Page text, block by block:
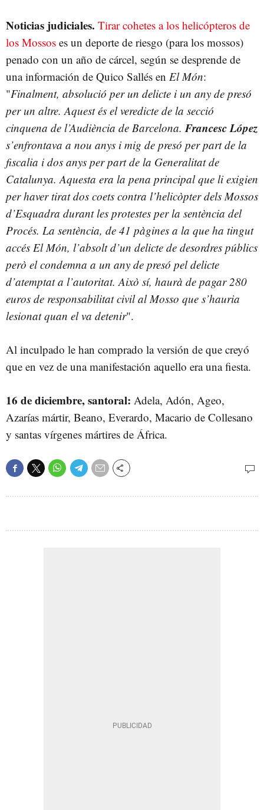
Noticias judiciales. Tirar cohetes a los helicópteros de
los Mossos es un deporte de riesgo (para los mossos)
penado con un año de cárcel, según se desprende de
una información de Quico Sallés en El Món:
"Finalment, absolució per un delicte i un any de presó
per un altre. Aquest és el veredicte de la secció
cinquena de l’Audiència de Barcelona. Francesc López
s’enfrontava a nou anys i mig de presó per part de la
fiscalia i dos anys per part de la Generalitat de
Catalunya. Aquesta era la pena principal que li exigien
per haver tirat dos coets contra l’helicòpter dels Mossos
d’Esquadra durant les protestes per la sentència del
Procés. La sentència, de 41 pàgines a la que ha tingut
accés El Món, l’absolt d’un delicte de desordres públics
però el condemna a un any de presó pel delicte
d’atemptat a l’autoritat. Això sí, haurà de pagar 280
euros de responsabilitat civil al Mosso que s’hauria
lesionat quan el va detenir".
Al inculpado le han comprado la versión de que creyó
que en vez de una manifestación aquello era una fiesta.
16 de diciembre, santoral: Adela, Adón, Ageo,
Azarías mártir, Beano, Everardo, Macario de Collesano
y santas vírgenes mártires de África.